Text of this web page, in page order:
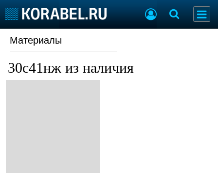
Судостроение
Новости
Компании
Продажа флота
Оборудование
Материалы
30с41нж из наличия